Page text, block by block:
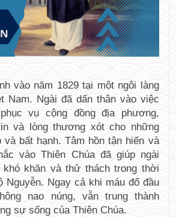
vào năm 1829 tại một ngôi làng
Nam. Ngài đã dấn thân vào việc
vụ cộng đồng địa phương,
và lòng thương xót cho những
và bất hạnh. Tâm hồn tận hiến và
vào Thiên Chúa đã giúp ngài
khăn và thử thách trong thời
Nguyễn. Ngay cả khi máu đổ đầu
nao núng, vẫn trung thành
sự sống của Thiên Chúa.